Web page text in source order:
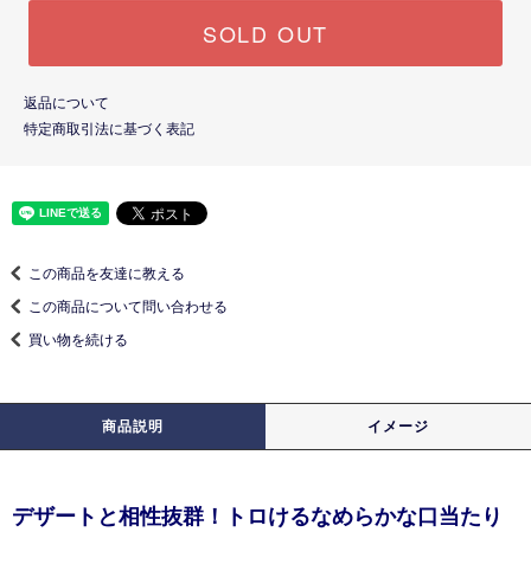
SOLD OUT
返品について
特定商取引法に基づく表記
この商品を友達に教える
この商品について問い合わせる
買い物を続ける
商品説明 イメージ
デザートと相性抜群！トロけるなめらかな口当たり